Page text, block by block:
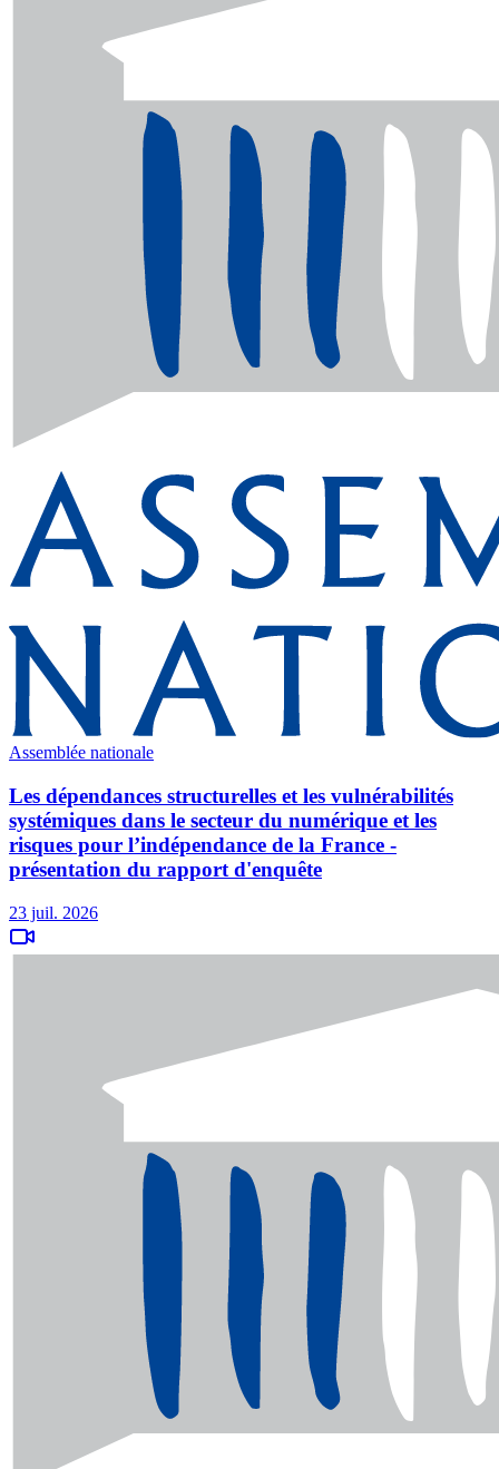
Assemblée nationale
Les dépendances structurelles et les vulnérabilités
systémiques dans le secteur du numérique et les
risques pour l’indépendance de la France -
présentation du rapport d'enquête
23 juil. 2026